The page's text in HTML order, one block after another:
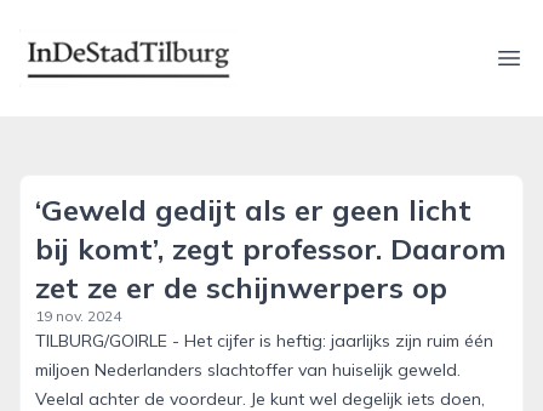
indestadtilburg.nl
‘Geweld gedijt als er geen licht
bij komt’, zegt professor. Daarom
zet ze er de schijnwerpers op
19 nov. 2024
TILBURG/GOIRLE - Het cijfer is heftig: jaarlijks zijn ruim één
miljoen Nederlanders slachtoffer van huiselijk geweld.
Veelal achter de voordeur. Je kunt wel degelijk iets doen,